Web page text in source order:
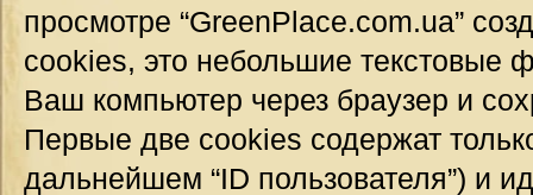
просмотре “GreenPlace.com.ua”
cookies, это небольшие текстовые
Ваш компьютер через браузер и
Первые две cookies содержат
дальнейшем “ID пользователя”) и